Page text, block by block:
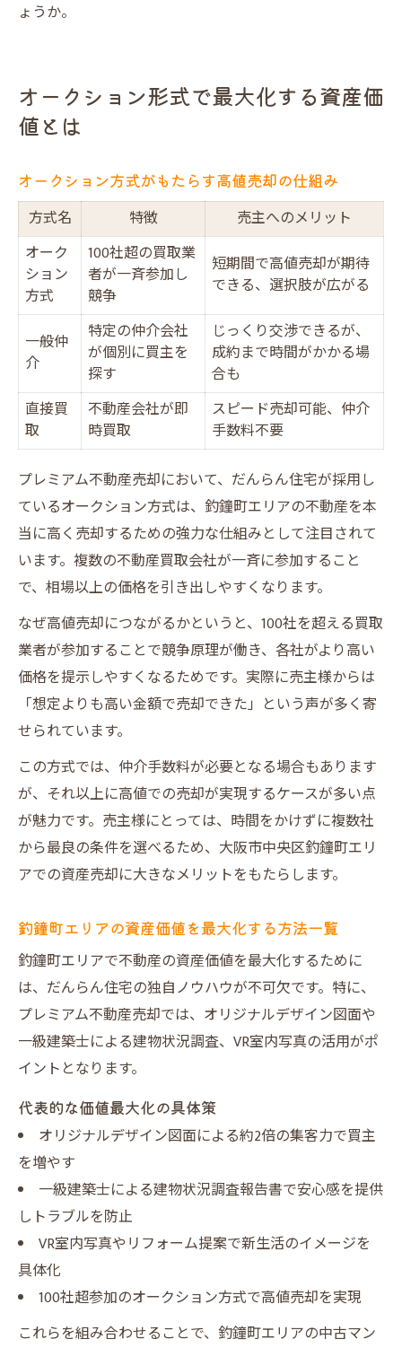
ょうか。
オークション形式で最大化する資産価
値とは
オークション方式がもたらす高値売却の仕組み
方式名 特徴
売主へのメリット
オーク
ション
方式
100社超の買取業
者が一斉参加し
競争
短期間で高値売却が期待
できる、選択肢が広がる
一般仲
介
特定の仲介会社
が個別に買主を
探す
じっくり交渉できるが、
成約まで時間がかかる場
合も
直接買
取
不動産会社が即
時買取
スピード売却可能、仲介
手数料不要
プレミアム不動産売却において、だんらん住宅が採用し
ているオークション方式は、釣鐘町エリアの不動産を本
当に高く売却するための強力な仕組みとして注目されて
います。複数の不動産買取会社が一斉に参加すること
で、相場以上の価格を引き出しやすくなります。
なぜ高値売却につながるかというと、100社を超える買取
業者が参加することで競争原理が働き、各社がより高い
価格を提示しやすくなるためです。実際に売主様からは
「想定よりも高い金額で売却できた」という声が多く寄
せられています。
この方式では、仲介手数料が必要となる場合もあります
が、それ以上に高値での売却が実現するケースが多い点
が魅力です。売主様にとっては、時間をかけずに複数社
から最良の条件を選べるため、大阪市中央区釣鐘町エリ
アでの資産売却に大きなメリットをもたらします。
釣鐘町エリアの資産価値を最大化する方法一覧
釣鐘町エリアで不動産の資産価値を最大化するために
は、だんらん住宅の独自ノウハウが不可欠です。特に、
プレミアム不動産売却では、オリジナルデザイン図面や
一級建築士による建物状況調査、VR室内写真の活用がポ
イントとなります。
代表的な価値最大化の具体策
オリジナルデザイン図面による約2倍の集客力で買主
を増やす
一級建築士による建物状況調査報告書で安心感を提供
しトラブルを防止
VR室内写真やリフォーム提案で新生活のイメージを
具体化
100社超参加のオークション方式で高値売却を実現
これらを組み合わせることで、釣鐘町エリアの中古マン